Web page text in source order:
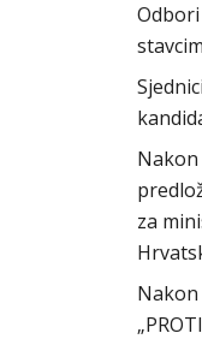
za